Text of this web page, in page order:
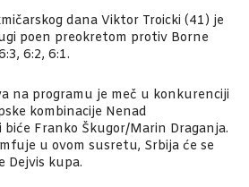
dana Viktor Troicki (41) je
poen preokretom protiv Borne
6:2, 6:1.
na programu je meč u konkurenciji
kombinacije Nenad
Franko Škugor/Marin Draganja.
u ovom susretu, Srbija će se
kupa.